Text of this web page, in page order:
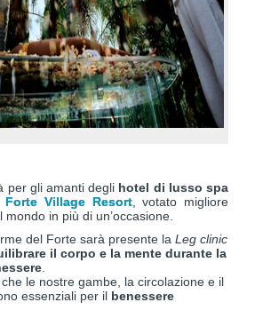
per gli amanti degli hotel di lusso spa
Forte Village Resort, votato migliore
in più di un’occasione.
del Forte sarà presente la Leg clinic
il corpo e la mente durante la
che le nostre gambe, la circolazione e il
essenziali per il benessere